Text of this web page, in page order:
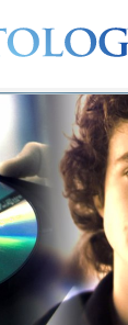
Ehrenamtliche